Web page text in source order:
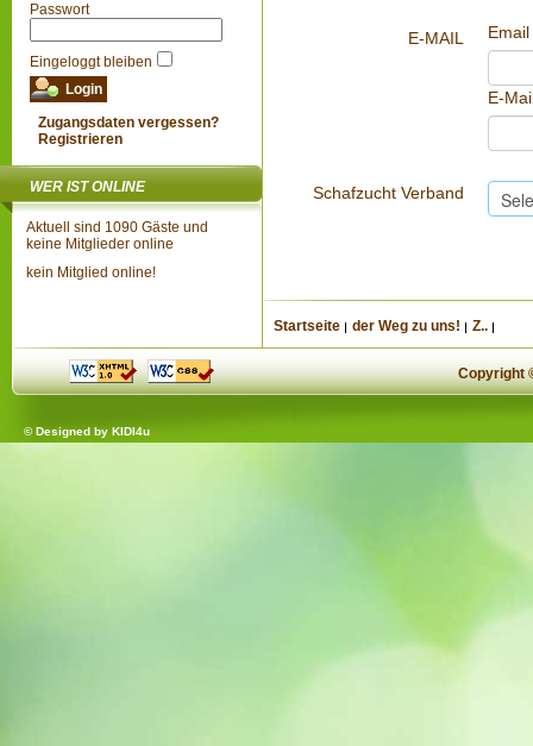
Passwort
Eingeloggt bleiben
Zugangsdaten vergessen?
Registrieren
WER IST ONLINE
Aktuell sind 1090 Gäste und
keine Mitglieder online
kein Mitglied online!
E-MAIL
E-
Schafzucht Verband
Startseite der Weg zu uns! Z..
Copyright
© Designed by KIDI4u